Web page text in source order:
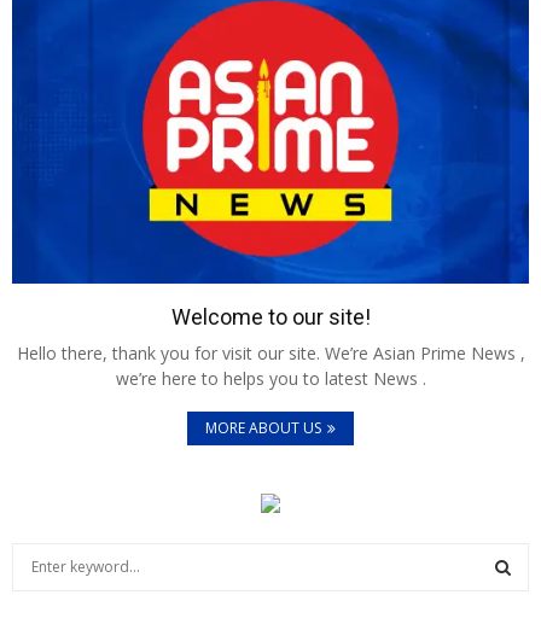
Welcome to our site!
Hello there, thank you for visit our site. We’re Asian Prime News ,
we’re here to helps you to latest News .
MORE ABOUT US